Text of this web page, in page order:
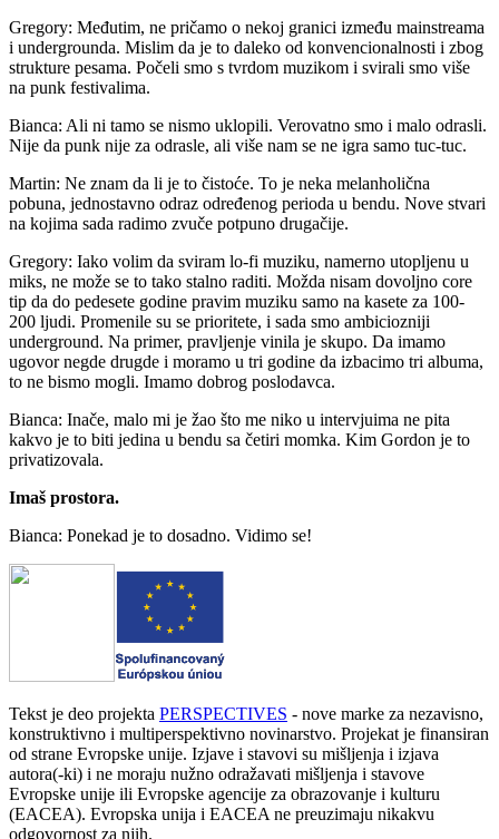
Gregory: Međutim, ne pričamo o nekoj granici između mainstreama
i undergrounda. Mislim da je to daleko od konvencionalnosti i zbog
strukture pesama. Počeli smo s tvrdom muzikom i svirali smo više
na punk festivalima.
Bianca: Ali ni tamo se nismo uklopili. Verovatno smo i malo odrasli.
Nije da punk nije za odrasle, ali više nam se ne igra samo tuc-tuc.
Martin: Ne znam da li je to čistoće. To je neka melanholična
pobuna, jednostavno odraz određenog perioda u bendu. Nove stvari
na kojima sada radimo zvuče potpuno drugačije.
Gregory: Iako volim da sviram lo-fi muziku, namerno utopljenu u
miks, ne može se to tako stalno raditi. Možda nisam dovoljno core
tip da do pedesete godine pravim muziku samo na kasete za 100-
200 ljudi. Promenile su se prioritete, i sada smo ambiciozniji
underground. Na primer, pravljenje vinila je skupo. Da imamo
ugovor negde drugde i moramo u tri godine da izbacimo tri albuma,
to ne bismo mogli. Imamo dobrog poslodavca.
Bianca: Inače, malo mi je žao što me niko u intervjuima ne pita
kakvo je to biti jedina u bendu sa četiri momka. Kim Gordon je to
privatizovala.
Imaš prostora.
Bianca: Ponekad je to dosadno. Vidimo se!
Tekst je deo projekta PERSPECTIVES - nove marke za nezavisno,
konstruktivno i multiperspektivno novinarstvo. Projekat je finansiran
od strane Evropske unije. Izjave i stavovi su mišljenja i izjava
autora(-ki) i ne moraju nužno odražavati mišljenja i stavove
Evropske unije ili Evropske agencije za obrazovanje i kulturu
(EACEA). Evropska unija i EACEA ne preuzimaju nikakvu
odgovornost za njih.